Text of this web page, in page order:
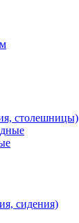
столешницы)
сидения)